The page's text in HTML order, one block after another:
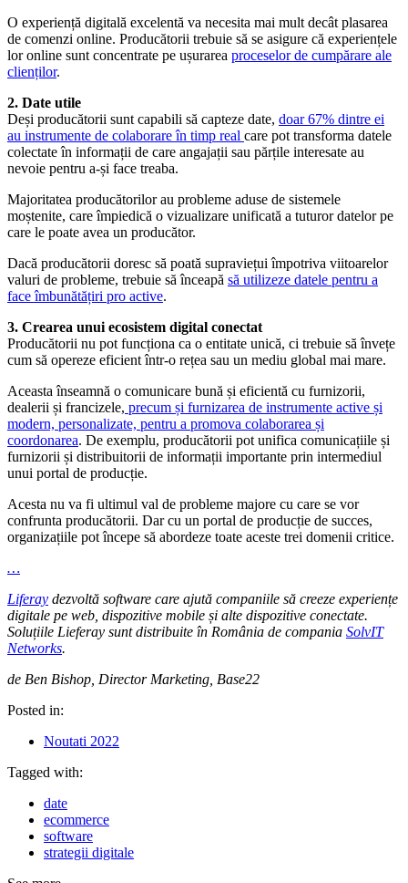
O experiență digitală excelentă va necesita mai mult decât plasarea
de comenzi online. Producătorii trebuie să se asigure că experiențele
lor online sunt concentrate pe ușurarea proceselor de cumpărare ale
clienților.
2. Date utile
Deși producătorii sunt capabili să capteze date, doar 67% dintre ei
au instrumente de colaborare în timp real care pot transforma datele
colectate în informații de care angajații sau părțile interesate au
nevoie pentru a-și face treaba.
Majoritatea producătorilor au probleme aduse de sistemele
moștenite, care împiedică o vizualizare unificată a tuturor datelor pe
care le poate avea un producător.
Dacă producătorii doresc să poată supraviețui împotriva viitoarelor
valuri de probleme, trebuie să înceapă să utilizeze datele pentru a
face îmbunătățiri pro active.
3. Crearea unui ecosistem digital conectat
Producătorii nu pot funcționa ca o entitate unică, ci trebuie să învețe
cum să opereze eficient într-o rețea sau un mediu global mai mare.
Aceasta înseamnă o comunicare bună și eficientă cu furnizorii,
dealerii și francizele, precum și furnizarea de instrumente active și
modern, personalizate, pentru a promova colaborarea și
coordonarea. De exemplu, producătorii pot unifica comunicațiile și
furnizorii și distribuitorii de informații importante prin intermediul
unui portal de producție.
Acesta nu va fi ultimul val de probleme majore cu care se vor
confrunta producătorii. Dar cu un portal de producție de succes,
organizațiile pot începe să abordeze toate aceste trei domenii critice.
…
Liferay dezvoltă software care ajută companiile să creeze experiențe
digitale pe web, dispozitive mobile și alte dispozitive conectate.
Soluțiile Lieferay sunt distribuite în România de compania SolvIT
Networks.
de Ben Bishop, Director Marketing, Base22
Posted in:
Noutati 2022
Tagged with:
date
ecommerce
software
strategii digitale